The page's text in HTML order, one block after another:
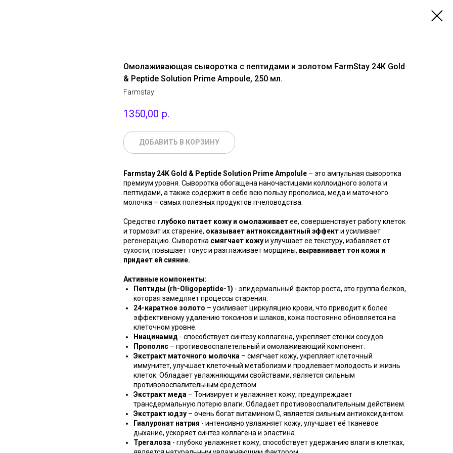
Омолаживающая сыворотка с пептидами и золотом FarmStay 24K Gold
& Peptide Solution Prime Ampoule, 250 мл.
Farmstay
1350,00 р.
ДОБАВИТЬ В КОРЗИНУ
Farmstay 24K Gold & Peptide Solution Prime Ampolule – это ампульная сыворотка
премиум уровня. Сыворотка обогащена наночастицами коллоидного золота и
пептидами, а также содержит в себе всю пользу прополиса, меда и маточного
молочка – самых полезных продуктов пчеловодства.
Средство глубоко питает кожу и омолаживаетее, совершенствует работу клеток
и тормозит их старение, оказывает антиоксидантный эффекти усиливает
регенерацию. Сыворотка смягчает кожуи улучшает ее текстуру, избавляет от
сухости, повышает тонус и разглаживает морщины, выравнивает тон кожи и
придает ей сияние.
Активные компоненты:
Пептиды (rh-Oligopeptide-1) - эпидермальный фактор роста, это группа белков,
которая замедляет процессы старения.
24-каратное золото – усиливает циркуляцию крови, что приводит к более
эффективному удалению токсинов и шлаков, кожа постоянно обновляется на
клеточном уровне.
Ниацинамид - способствует синтезу коллагена, укрепляет стенки сосудов.
Прополис – противовоспалетельный и омолаживающий компонент.
Экстракт маточного молочка – смягчает кожу, укрепляет клеточный
иммунитет, улучшает клеточный метаболизм и продлевает молодость и жизнь
клеток. Обладает увлажняющими свойствами, является сильным
противовоспалительным средством.
Экстракт меда – Тонизирует и увлажняет кожу, предупреждает
трансдермальную потерю влаги. Обладает противовоспалительным действием.
Экстракт юдзу – очень богат витамином С, является сильным антиоксидантом.
Гиалуронат натрия - интенсивно увлажняет кожу, улучшает её тканевое
дыхание, ускоряет синтез коллагена и эластина.
Трегалоза - глубоко увлажняет кожу, способствует удержанию влаги в клетках,